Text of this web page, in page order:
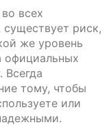
всех
риск,
же уровень
официальных
Всегда
тому, чтобы
или